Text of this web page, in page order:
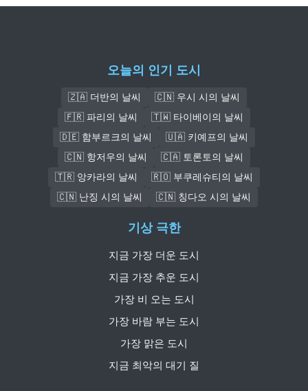
오늘의 인기 도시
🇿🇦 더반의 날씨
🇨🇳 우시 시의 날씨
🇫🇷 파리의 날씨
🇹🇼 타이베이의 날씨
🇩🇪 함부르크의 날씨
🇺🇦 키예프의 날씨
🇨🇳 항저우의 날씨
🇨🇦 토론토의 날씨
🇹🇷 앙카라의 날씨
🇷🇴 부쿠레슈티의 날씨
🇨🇳 난징 시의 날씨
🇨🇳 칭다오 시의 날씨
기상 극한
지금 가장 더운 도시
지금 가장 추운 도시
가장 비 오는 도시
가장 바람 부는 도시
가장 맑은 도시
지금 최악의 대기 질